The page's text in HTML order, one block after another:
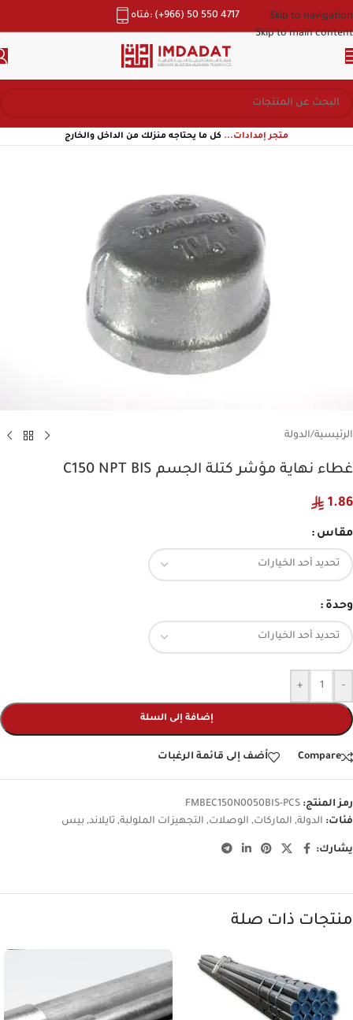
Skip to navigation
Skip to main content
هاتف: (+966) 50 550 4717
متجر إمدادات... كل ما يحتاجه منزلك من الداخل والخارج
الرئيسية/الدولة
غطاء نهاية مؤشر كتلة الجسم C150 NPT BIS
1.86
مقاس
وحدة
-
+
إضافة إلى السلة
Compare أضف إلى قائمة الرغبات
رمز المنتج: FMBEC150N0050BIS-PCS
فئات: الدولة, الماركات, الوصلات, التجهيزات الملولبة, تايلاند, بيس
يشارك:
منتجات ذات صلة